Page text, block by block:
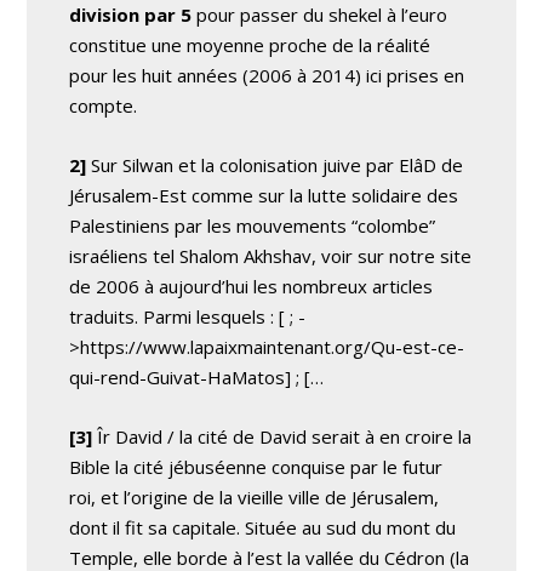
division par 5 pour passer du shekel à l’euro
constitue une moyenne proche de la réalité
pour les huit années (2006 à 2014) ici prises en
compte.
2] Sur Silwan et la colonisation juive par ElâD de
Jérusalem-Est comme sur la lutte solidaire des
Palestiniens par les mouvements “colombe”
israéliens tel Shalom Akhshav, voir sur notre site
de 2006 à aujourd’hui les nombreux articles
traduits. Parmi lesquels : [ ; -
>https://www.lapaixmaintenant.org/Qu-est-ce-
qui-rend-Guivat-HaMatos] ; […
[3] Îr David / la cité de David serait à en croire la
Bible la cité jébuséenne conquise par le futur
roi, et l’origine de la vieille ville de Jérusalem,
dont il fit sa capitale. Située au sud du mont du
Temple, elle borde à l’est la vallée du Cédron (la